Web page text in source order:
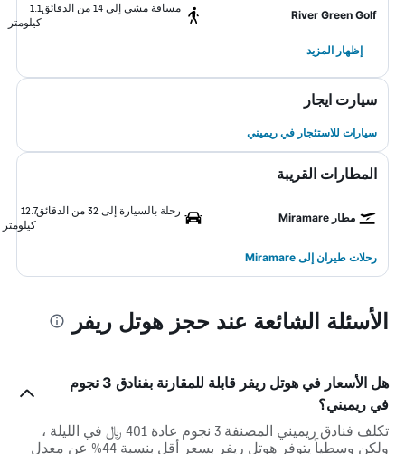
River Green Golf
مسافة مشي إلى 14 من الدقائق
1.1
كيلومتر
إظهار المزيد
سيارت ايجار
سيارات للاستئجار في ريميني
المطارات القريبة
مطار Miramare
رحلة بالسيارة إلى 32 من الدقائق
12.7
كيلومتر
رحلات طيران إلى Miramare
الأسئلة الشائعة عند حجز هوتل ريفر
هل الأسعار في هوتل ريفر قابلة للمقارنة بفنادق 3 نجوم
في ريميني؟
تكلف فنادق ريميني المصنفة 3 نجوم عادة 401 ﷼ في الليلة ،
ولكن وسطياً يتوفر هوتل ريفر بسعر أقل بنسبة 44% عن معدل